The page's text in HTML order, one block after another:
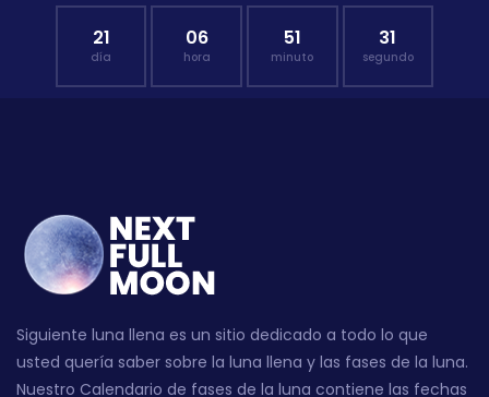
21
día
06
hora
51
minuto
30
segundo
Siguiente luna llena es un sitio dedicado a todo lo que
usted quería saber sobre la luna llena y las fases de la luna.
Nuestro Calendario de fases de la luna contiene las fechas